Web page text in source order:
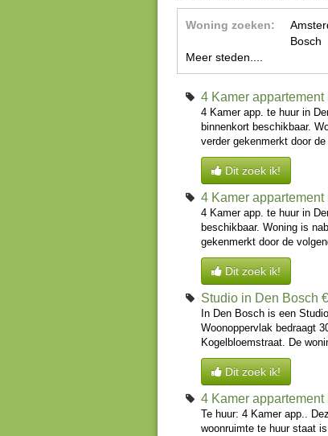
Woning zoeken:
Bosch
Meer steden....
4 Kamer
4 Kamer app. te huur in
binnenkort beschikbaar.
verder gekenmerkt door
Dit zoek ik!
4 Kamer
4 Kamer app. te huur in
beschikbaar. Woning is
gekenmerkt door de
Dit zoek ik!
Studio in Den Bosch
In Den Bosch is een
Woonoppervlak bedraagt
Kogelbloemstraat. De
Dit zoek ik!
4 Kamer
Te huur: 4 Kamer app..
woonruimte te huur staat